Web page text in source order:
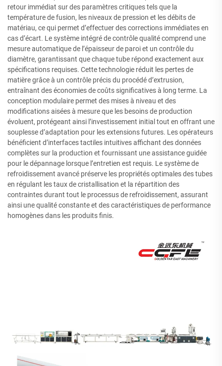
retour immédiat sur des paramètres critiques tels que la
température de fusion, les niveaux de pression et les débits de
matériau, ce qui permet d’effectuer des corrections immédiates en
cas d’écart. Le système intégré de contrôle qualité comprend une
mesure automatique de l’épaisseur de paroi et un contrôle du
diamètre, garantissant que chaque tube répond exactement aux
spécifications requises. Cette technologie réduit les pertes de
matière grâce à un contrôle précis du procédé d’extrusion,
entraînant des économies de coûts significatives à long terme. La
conception modulaire permet des mises à niveau et des
modifications aisées à mesure que les besoins de production
évoluent, protégeant ainsi l’investissement initial tout en offrant une
souplesse d’adaptation pour les extensions futures. Les opérateurs
bénéficient d’interfaces tactiles intuitives affichant des données
complètes sur la production et fournissant une assistance guidée
pour le dépannage lorsque l’entretien est requis. Le système de
refroidissement avancé préserve les propriétés optimales des tubes
en régulant les taux de cristallisation et la répartition des
contraintes durant tout le processus de refroidissement, assurant
ainsi une qualité constante et des caractéristiques de performance
homogènes dans les produits finis.